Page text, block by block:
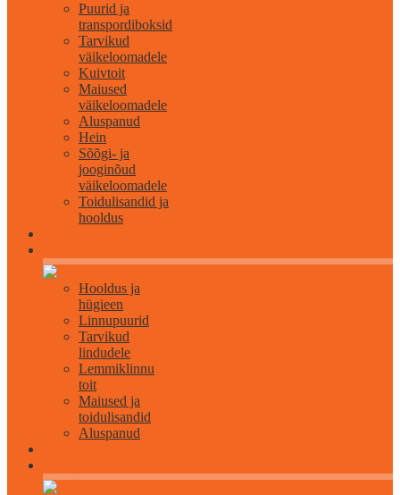
Puurid ja
transpordiboksid
Tarvikud
väikeloomadele
Kuivtoit
Maiused
väikeloomadele
Aluspanud
Hein
Sõõgi- ja
jooginõud
väikeloomadele
Toidulisandid ja
hooldus
Hooldus ja
hügieen
Linnupuurid
Tarvikud
lindudele
Lemmiklinnu
toit
Maiused ja
toidulisandid
Aluspanud